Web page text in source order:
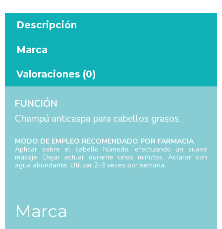
Descripción
Marca
Valoraciones (0)
FUNCIÓN
Champú anticaspa para cabellos grasos.
MODO DE EMPLEO RECOMENDADO POR FARMACIA
Aplicar sobre el cabello húmedo, efectuando un suave
masaje. Dejar actuar durante unos minutos. Aclarar con
agua abundante. Utilizar 2-3 veces por semana.
Marca